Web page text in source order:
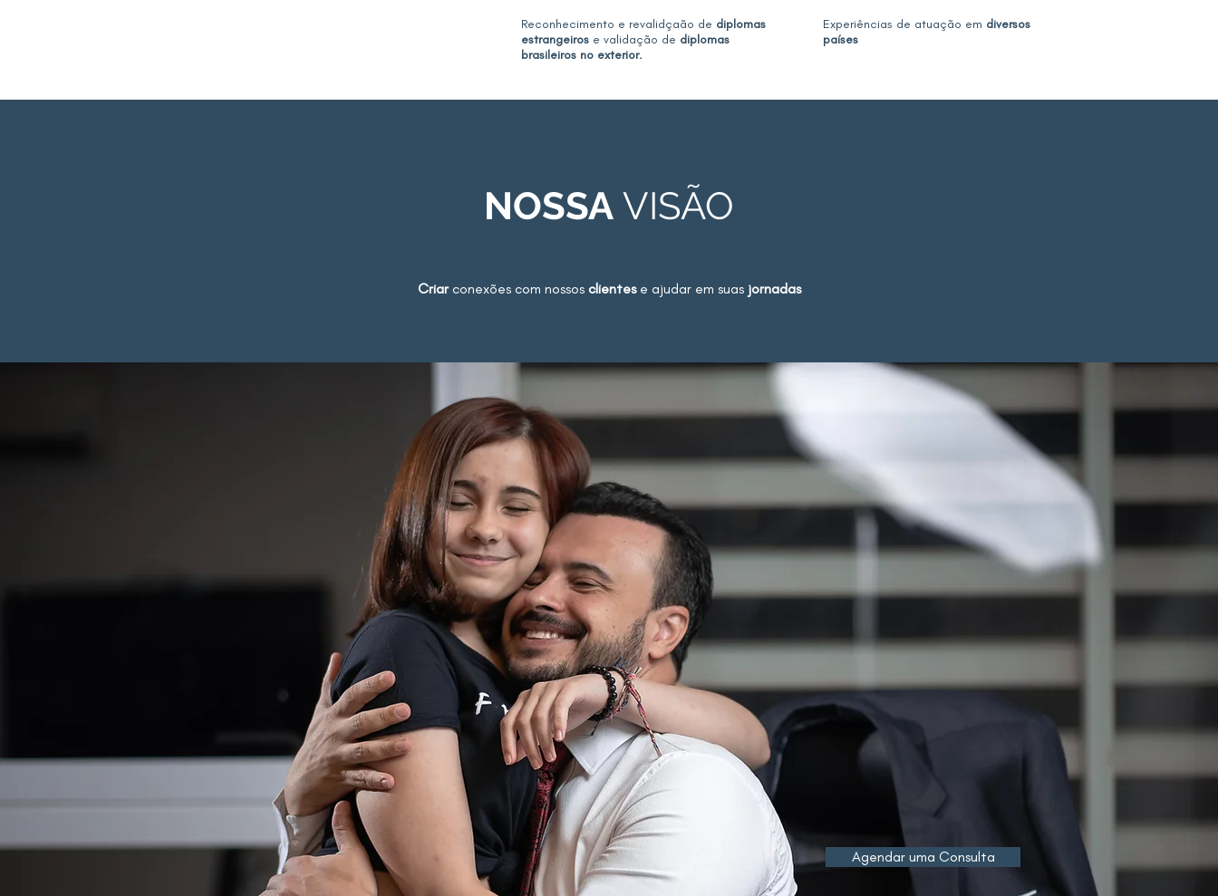
Reconhecimento e revalidçaão de diplomas
estrangeiros e validação de diplomas
brasileiros no exterior.
Experiências de atuação em diversos
países
NOSSA VISÃO
Criarconexões com nossos clientese ajudar em suas jornadas
Agendar uma Consulta